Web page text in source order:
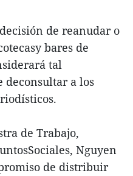
de reanudar o
bares de
tal
deconsultar a los
de Trabajo,
Nguyen
de distribuir